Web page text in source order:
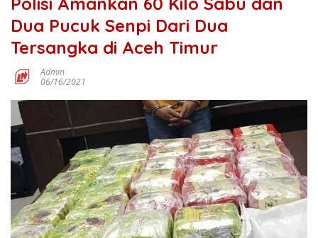
Dua Pucuk Senpi Dari Dua
Tersangka di Aceh Timur
Admin
06/16/2021